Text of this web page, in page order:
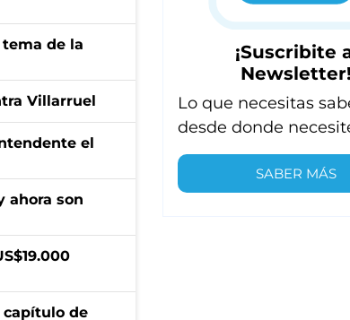
de la
Villarruel
el
ahora son
capítulo de
¡Suscribite
Newsletter!
Lo que necesitas
desde donde
SABER MÁS